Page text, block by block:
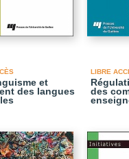
et
des langues
LIBRE
des